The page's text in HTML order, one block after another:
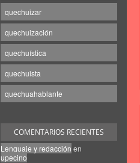
quechuizar
quechuización
quechuística
quechuista
quechuahablante
COMENTARIOS RECIENTES
Lenguaje y redacción en
upecino